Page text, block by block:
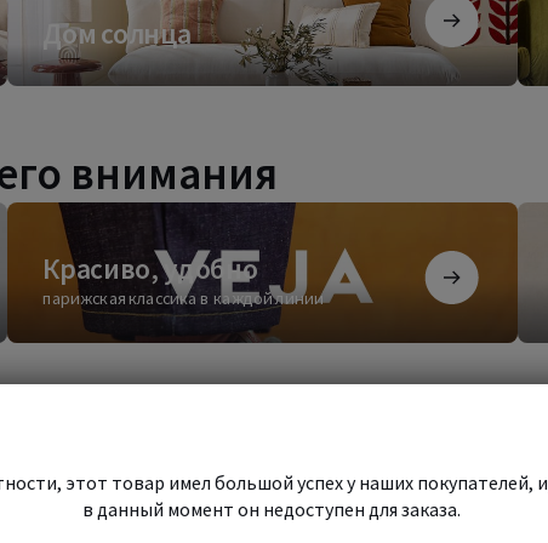
Дом солнца
Дом
солнца
внимания
Красиво, удобно
парижская классика в каждой линии
Красиво,
Начать шопинг
Начать
шопинг
этот товар имел большой успех у наших покупателей,
в данный момент он недоступен для заказа.